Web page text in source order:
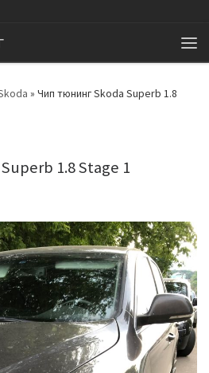
» Чип тюнинг Skoda Superb 1.8
1.8 Stage 1